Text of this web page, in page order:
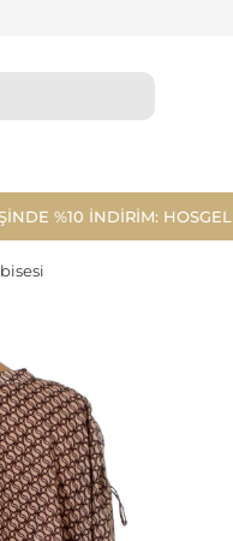
%10 İNDİRİM: